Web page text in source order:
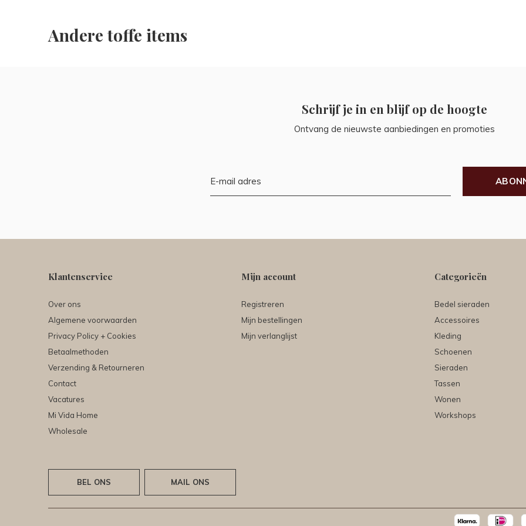
Andere toffe items
Schrijf je in en blijf op de hoogte
Ontvang de nieuwste aanbiedingen en promoties
Klantenservice
Over ons
Algemene voorwaarden
Privacy Policy + Cookies
Betaalmethoden
Verzending & Retourneren
Contact
Vacatures
Mi Vida Home
Wholesale
Mijn account
Registreren
Mijn bestellingen
Mijn verlanglijst
Categorieën
Bedel sieraden
Accessoires
Kleding
Schoenen
Sieraden
Tassen
Wonen
Workshops
BEL ONS MAIL ONS